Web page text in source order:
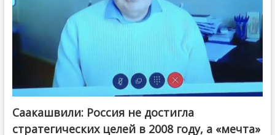
Саакашвили: Россия не достигла
стратегических целей в 2008 году, а «мечта»